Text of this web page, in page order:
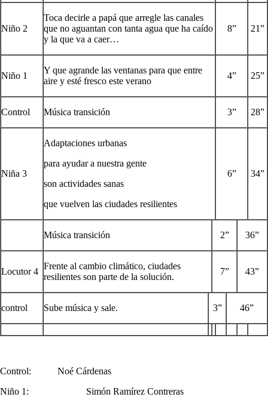
Niño 2
Toca decirle a papá que arregle las canales
que no aguantan con tanta agua que ha caído
y la que va a caer…
8” 21”
Niño 1
Y que agrande las ventanas para que entre
aire y esté fresco este verano
4” 25”
Control Música transición 3” 28”
Niña 3
Adaptaciones urbanas
para ayudar a nuestra gente
son actividades sanas
que vuelven las ciudades resilientes
6” 34”
Música transición 2” 36”
Locutor 4
Frente al cambio climático, ciudades
resilientes son parte de la solución.
7” 43”
control Sube música y sale. 3” 46”
Control: Noé Cárdenas
Niño 1: Simón Ramírez Contreras